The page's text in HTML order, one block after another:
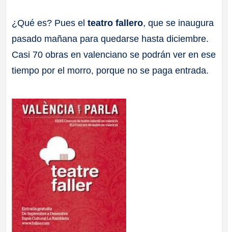
¿Qué es? Pues elteatro fallero, que se inaugura
pasado mañana para quedarse hasta diciembre.
Casi 70 obras en valenciano se podrán ver en ese
tiempo por el morro, porque no se paga entrada.